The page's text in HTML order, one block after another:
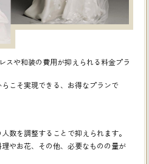
スや和装の費用が抑えられる料金プラ
こそ実現できる、お得なプランで
数を調整することで抑えられます。
やお花、その他、必要なものの量が